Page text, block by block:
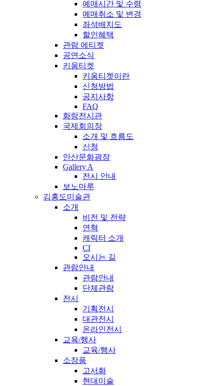
예매시간 및 수령
예매취소 및 변경
좌석배치도
할인혜택
관람 에티켓
공연소식
키움티켓
키움티켓이란
신청방법
공지사항
FAQ
화랑전시관
국제회의장
소개 및 흐름도
신청
안산문화광장
Gallery A
전시 안내
보노마루
김홍도미술관
소개
비전 및 전략
연혁
캐릭터 소개
CI
오시는 길
관람안내
관람안내
단체관람
전시
기획전시
대관전시
온라인전시
교육/행사
교육/행사
소장품
고서화
현대미술